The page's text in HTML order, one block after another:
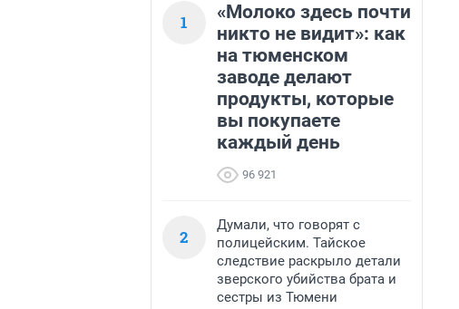
1
«Молоко здесь почти
никто не видит»: как
на тюменском
заводе делают
продукты, которые
вы покупаете
каждый день
96 921
2
Думали, что говорят с
полицейским. Тайское
следствие раскрыло детали
зверского убийства брата и
сестры из Тюмени